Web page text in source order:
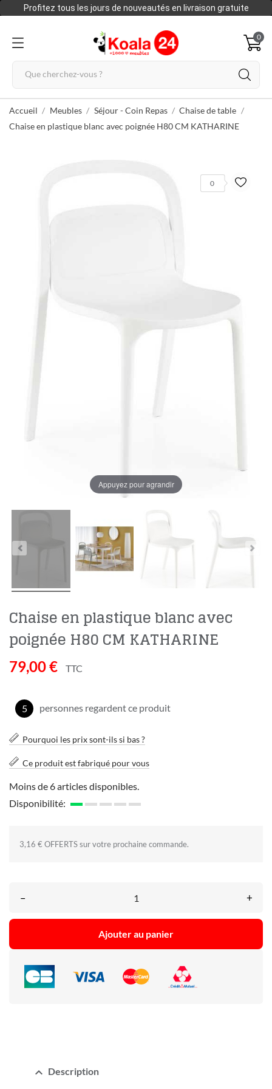
Profitez tous les jours de nouveautés en livraison gratuite
0
Accueil Meubles Séjour - Coin Repas
Chaise de table
Chaise en plastique blanc avec poignée H80 CM KATHARINE
Appuyez pour agrandir
0
Chaise en plastique blanc avec
poignée H80 CM KATHARINE
79,00 € TTC
5 personnes regardent ce produit
Pourquoi les prix sont-ils si bas ?
Ce produit est fabriqué pour vous
Moins de 6 articles disponibles.
Disponibilité:
3,16 € OFFERTS sur votre prochaine commande.
– +
Ajouter au panier
expand_less Description